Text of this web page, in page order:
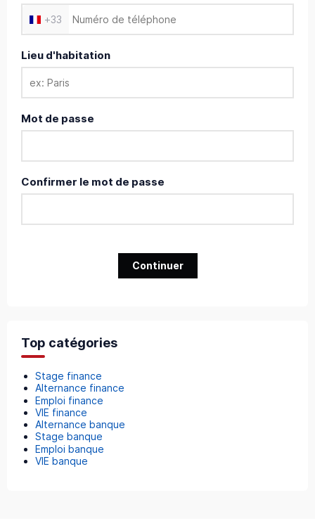
+33
Lieu d'habitation
Mot de passe
Confirmer le mot de passe
Continuer
Top catégories
Stage finance
Alternance finance
Emploi finance
VIE finance
Alternance banque
Stage banque
Emploi banque
VIE banque